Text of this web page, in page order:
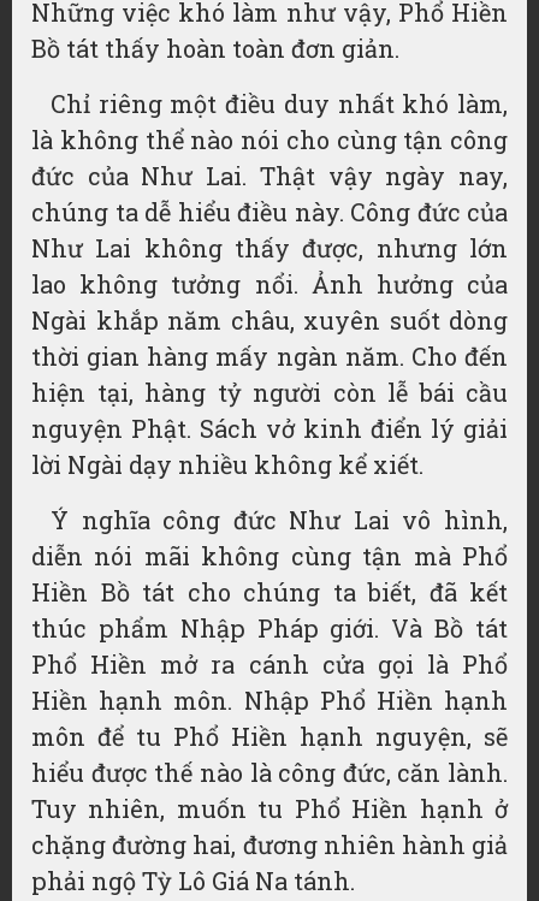
Những việc khó làm như vậy, Phổ Hiền
Bồ tát thấy hoàn toàn đơn giản.
Chỉ riêng một điều duy nhất khó làm,
là không thể nào nói cho cùng tận công
đức của Như Lai. Thật vậy ngày nay,
chúng ta dễ hiểu điều này. Công đức của
Như Lai không thấy được, nhưng lớn
lao không tưởng nổi. Ảnh hưởng của
Ngài khắp năm châu, xuyên suốt dòng
thời gian hàng mấy ngàn năm. Cho đến
hiện tại, hàng tỷ người còn lễ bái cầu
nguyện Phật. Sách vở kinh điển lý giải
lời Ngài dạy nhiều không kể xiết.
Ý nghĩa công đức Như Lai vô hình,
diễn nói mãi không cùng tận mà Phổ
Hiền Bồ tát cho chúng ta biết, đã kết
thúc phẩm Nhập Pháp giới. Và Bồ tát
Phổ Hiền mở ra cánh cửa gọi là Phổ
Hiền hạnh môn. Nhập Phổ Hiền hạnh
môn để tu Phổ Hiền hạnh nguyện, sẽ
hiểu được thế nào là công đức, căn lành.
Tuy nhiên, muốn tu Phổ Hiền hạnh ở
chặng đường hai, đương nhiên hành giả
phải ngộ Tỳ Lô Giá Na tánh.